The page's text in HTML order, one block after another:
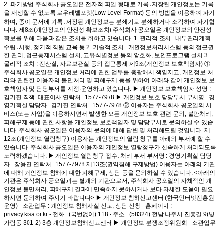
2. 파기방법 주식회사 공오일은 전자적 파일 형태로 기록․저장된 개인정보는 기록
을 재생할 수 없도록 로우레밸포멧(Low Level Format) 등의 방법을 이용하여 파기
하며, 종이 문서에 기록․저장된 개인정보는 분쇄기로 분쇄하거나 소각하여 파기합
니다. 제8조(개인정보의 안전성 확보조치) 주식회사 공오일은 개인정보의 안전성
확보를 위해 다음과 같은 조치를 취하고 있습니다. 1. 관리적 조치 : 내부관리계획
수립․시행, 정기적 직원 교육 등 2. 기술적 조치 : 개인정보처리시스템 등의 접근권
한 관리, 접근통제시스템 설치, 고유식별정보 등의 암호화, 보안프로그램 설치 3.
물리적 조치 : 전산실, 자료보관실 등의 접근통제 제9조(개인정보 보호책임자) ①
주식회사 공오일은 개인정보 처리에 관한 업무를 총괄해서 책임지고, 개인정보 처
리와 관련한 이용자의 불만처리 및 피해구제 등을 위하여 아래와 같이 개인정보 보
호책임자 및 담당부서를 지정·운영하고 있습니다. ▶ 개인정보 보호책임자 성명 :
김기진 직책 :대표이사 연락처 : 1577-7978 ▶ 개인정보 보호 담당부서 부서명 : 경
영기획실 담당자 : 김기진 연락처 : 1577-7978 ② 이용자는 주식회사 공오일의 서
비스(또는 사업)을 이용하시면서 발생한 모든 개인정보 보호 관련 문의, 불만처리,
피해구제 등에 관한 사항을 개인정보 보호책임자 및 담당부서로 문의하실 수 있습
니다. 주식회사 공오일은 이용자의 문의에 대해 답변 및 처리해드릴 것입니다. 제
12조(개인정보 열람청구) 이용자는 개인정보의 열람 청구를 아래의 부서에 할 수
있습니다. 주식회사 공오일은 이용자의 개인정보 열람청구가 신속하게 처리되도록
노력하겠습니다. ▶ 개인정보 열람청구 접수․처리 부서 부서명 : 경영기획실 담당
자 : 장용진 연락처 : 1577-7978 제13조(권익침해 구제방법) 이용자는 아래의 기관
에 대해 개인정보 침해에 대한 피해구제, 상담 등을 문의하실 수 있습니다. <아래의
기관은 주식회사 공오일과는 별개의 기관으로서, 주식회사 공오일의 자체적인 개
인정보 불만처리, 피해구제 결과에 만족하지 못하시거나 보다 자세한 도움이 필요
하시면 문의하여 주시기 바랍니다> ▶ 개인정보 침해신고센터 (한국인터넷진흥원
운영) - 소관업무 : 개인정보 침해사실 신고, 상담 신청 - 홈페이지 :
privacy.kisa.or.kr - 전화 : (국번없이) 118 - 주소 : (58324) 전남 나주시 진흥길 9(빛
가람동 301-2) 3층 개인정보침해신고센터 ▶ 개인정보 분쟁조정위원회 - 소관업무